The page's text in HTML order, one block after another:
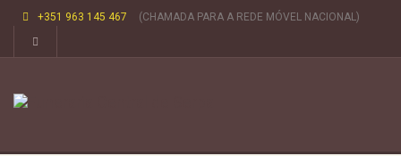
+351 963 145 467 (CHAMADA PARA A REDE MÓVEL NACIONAL)